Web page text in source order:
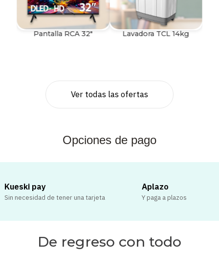
Pantalla RCA 32" Lavadora TCL 14kg
Ver todas las ofertas
Opciones de pago
Kueski pay
Sin necesidad de tener una tarjeta
Aplazo
Y paga a plazos
De regreso con todo